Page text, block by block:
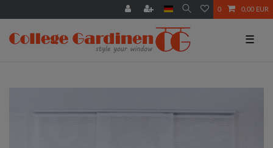
0 0,00 EUR
☰